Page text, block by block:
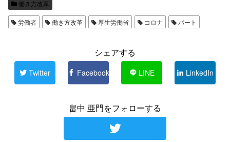
働き方改革
労働者 働き方改革 厚生労働省 コロナ パート
シェアする
Twitter Facebook LINE LinkedIn
畠中 亜門をフォローする